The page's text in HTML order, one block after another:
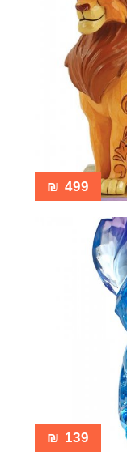
499
₪
139
₪